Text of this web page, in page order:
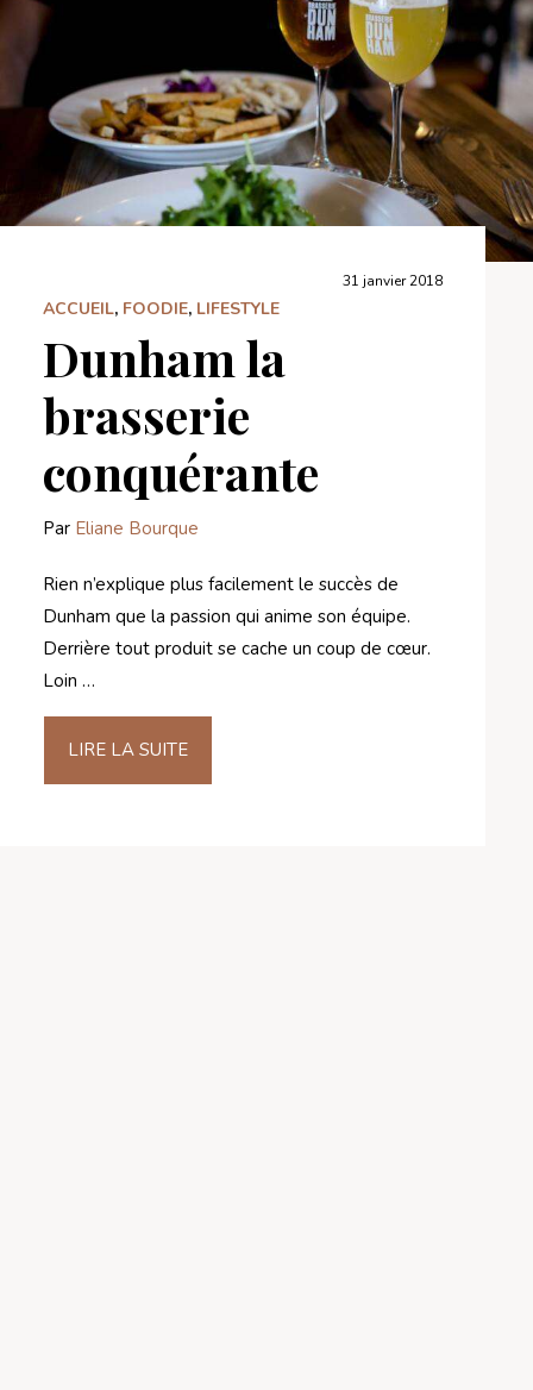
31 janvier 2018
ACCUEIL, FOODIE, LIFESTYLE
Dunham la
brasserie
conquérante
Par Eliane Bourque
Rien n’explique plus facilement le succès de
Dunham que la passion qui anime son équipe.
Derrière tout produit se cache un coup de cœur.
Loin …
LIRE LA SUITE